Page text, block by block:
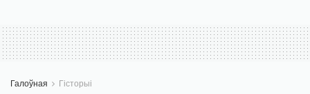
Галоўная Гісторыі